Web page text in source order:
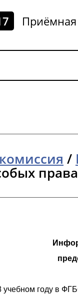
/
учебном году в